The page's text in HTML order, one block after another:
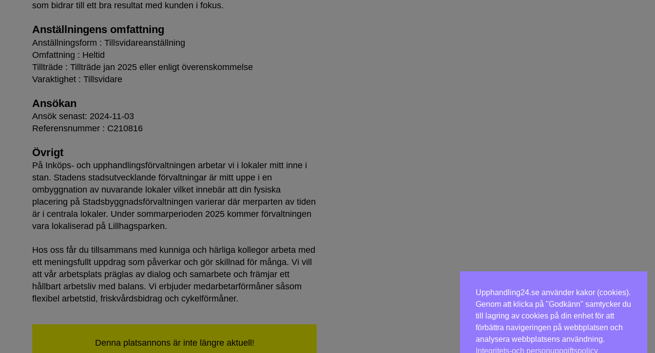
som bidrar till ett bra resultat med kunden i fokus.
Anställningens omfattning
Anställningsform : Tillsvidareanställning
Omfattning : Heltid
Tillträde : Tillträde jan 2025 eller enligt överenskommelse
Varaktighet : Tillsvidare
Ansökan
Ansök senast: 2024-11-03
Referensnummer : C210816
Övrigt
På Inköps- och upphandlingsförvaltningen arbetar vi i lokaler mitt inne i
stan. Stadens stadsutvecklande förvaltningar är mitt uppe i en
ombyggnation av nuvarande lokaler vilket innebär att din fysiska
placering på Stadsbyggnadsförvaltningen varierar där merparten av tiden
är i centrala lokaler. Under sommarperioden 2025 kommer förvaltningen
vara lokaliserad på Lillhagsparken.
Hos oss får du tillsammans med kunniga och härliga kollegor arbeta med
ett meningsfullt uppdrag som påverkar och gör skillnad för många. Vi vill
att vår arbetsplats präglas av dialog och samarbete och främjar ett
hållbart arbetsliv med balans. Vi erbjuder medarbetarförmåner såsom
flexibel arbetstid, friskvårdsbidrag och cykelförmåner.
Upphandling24.se använder kakor (cookies).
Genom att klicka på "Godkänn" samtycker du
till lagring av cookies på din enhet för att
förbättra navigeringen på webbplatsen och
analysera webbplatsens användning.
Integritets-och personuppgiftspolicy